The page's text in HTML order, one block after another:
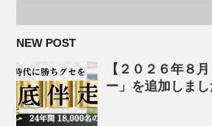
NEW POST
【２０２６年８
ー」を追加しまし